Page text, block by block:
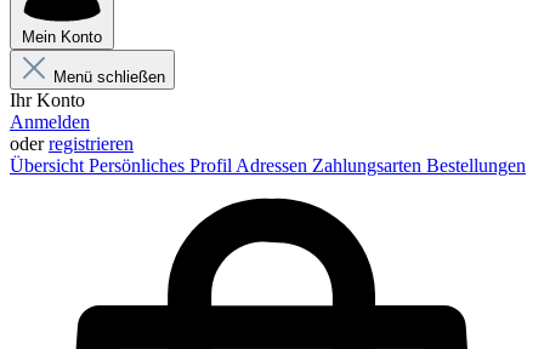
Mein Konto
Menü schließen
Ihr Konto
Anmelden
oderregistrieren
Übersicht Persönliches Profil Adressen Zahlungsarten Bestellungen